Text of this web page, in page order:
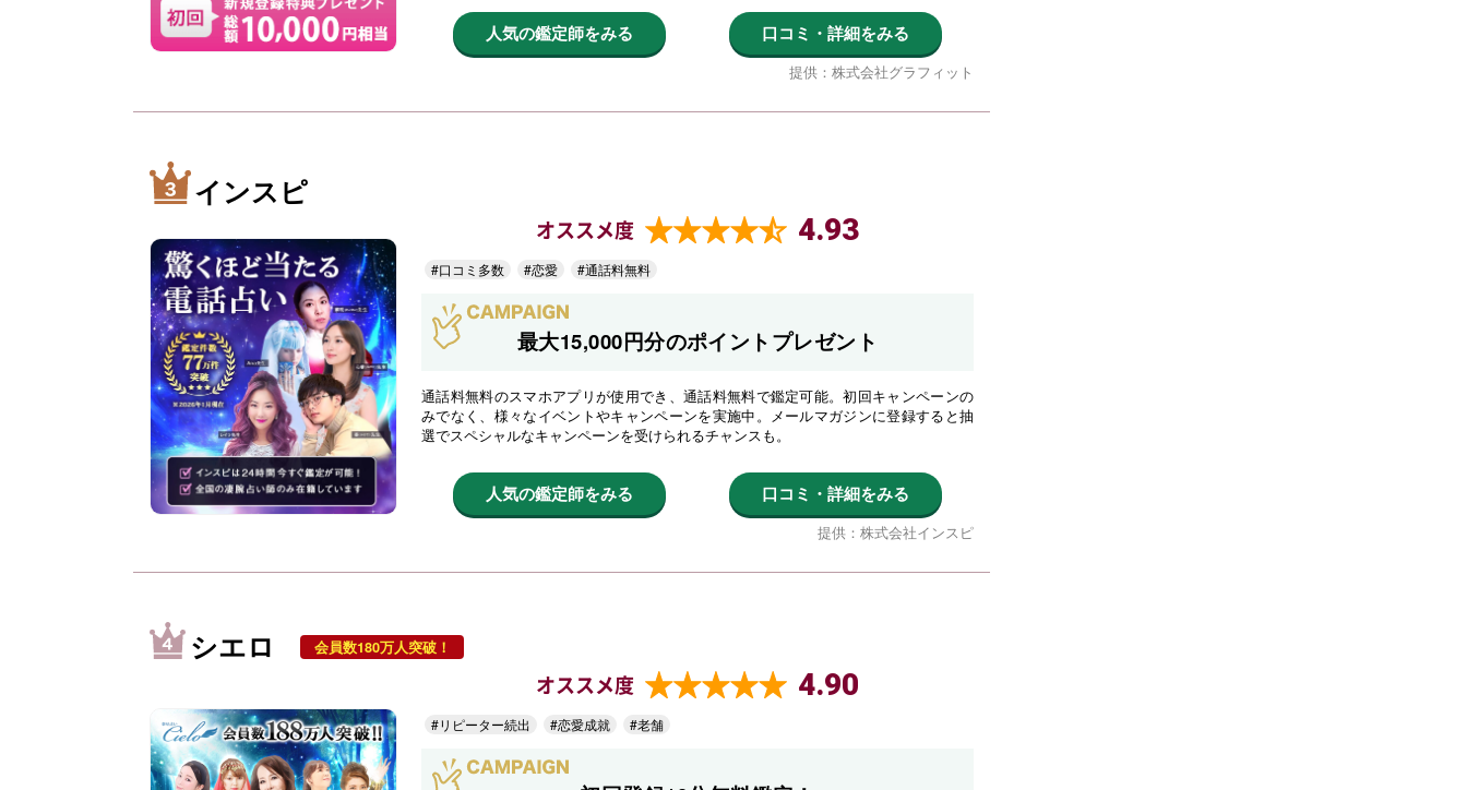
人気の鑑定師をみる 口コミ・詳細をみる
提供：株式会社グラフィット
インスピ
オススメ度 4.93
#口コミ多数 #恋愛 #通話料無料
最大15,000円分のポイントプレゼント
通話料無料のスマホアプリが使用でき、通話料無料で鑑定可能。初回キャンペーンの
みでなく、様々なイベントやキャンペーンを実施中。メールマガジンに登録すると抽
選でスペシャルなキャンペーンを受けられるチャンスも。
人気の鑑定師をみる 口コミ・詳細をみる
提供：株式会社インスピ
シエロ 会員数180万人突破！
オススメ度 4.90
#リピーター続出 #恋愛成就 #老舗